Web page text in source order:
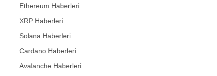
Ethereum Haberleri
XRP Haberleri
Solana Haberleri
Cardano Haberleri
Avalanche Haberleri